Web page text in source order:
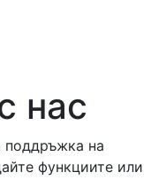
нас
поддръжка на
функциите или